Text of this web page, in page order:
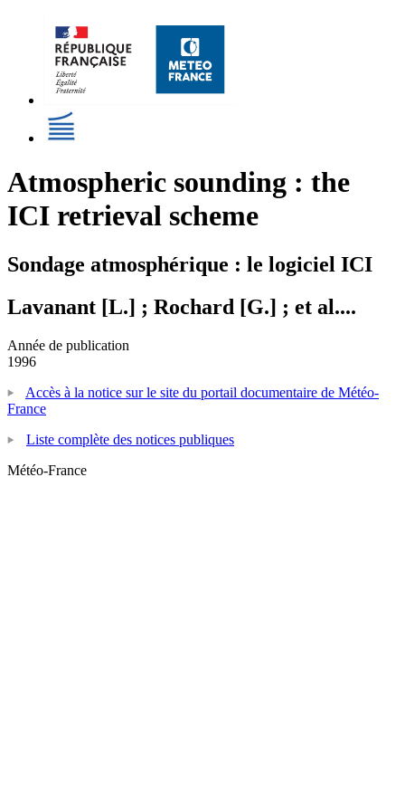
Atmospheric sounding : the
ICI retrieval scheme
Sondage atmosphérique : le logiciel ICI
Lavanant [L.] ; Rochard [G.] ; et al....
Année de publication
1996
Accès à la notice sur le site du portail documentaire de Météo-
France
Liste complète des notices publiques
Météo-France